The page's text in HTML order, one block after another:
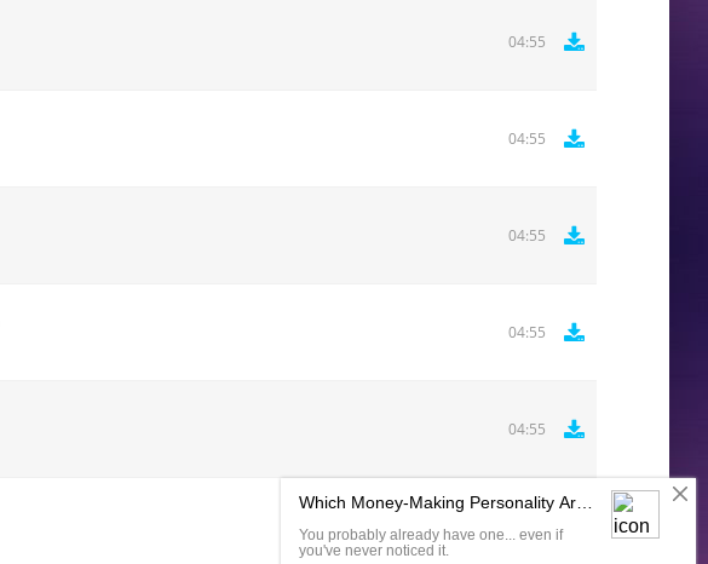
04:55
04:55
04:55
04:55
04:55
Комментировать